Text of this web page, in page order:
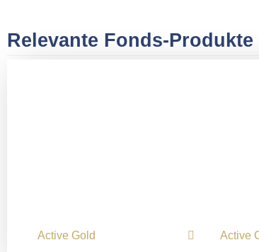
Relevante Fonds-
Active Gold Active